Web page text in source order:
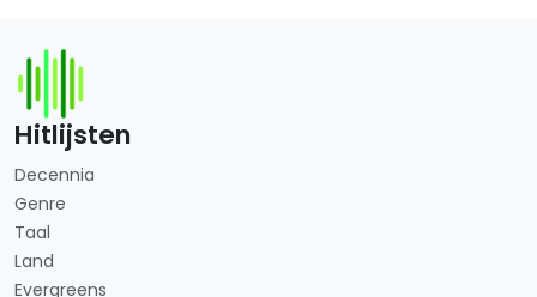
Hitlijsten
Decennia
Genre
Taal
Land
Evergreens